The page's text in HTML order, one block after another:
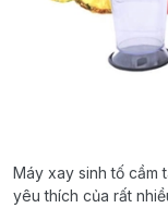
Máy xay sinh tố cầm
yêu thích của rất